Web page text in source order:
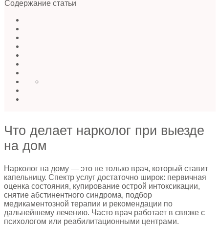
Содержание статьи
Что делает нарколог при выезде
на дом
Нарколог на дому — это не только врач, который ставит
капельницу. Спектр услуг достаточно широк: первичная
оценка состояния, купирование острой интоксикации,
снятие абстинентного синдрома, подбор
медикаментозной терапии и рекомендации по
дальнейшему лечению. Часто врач работает в связке с
психологом или реабилитационными центрами.